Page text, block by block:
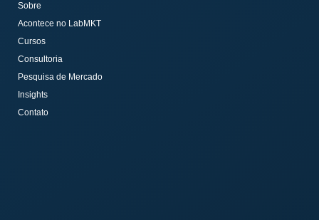
Sobre
Acontece no LabMKT
Cursos
Consultoria
Pesquisa de Mercado
Insights
Contato